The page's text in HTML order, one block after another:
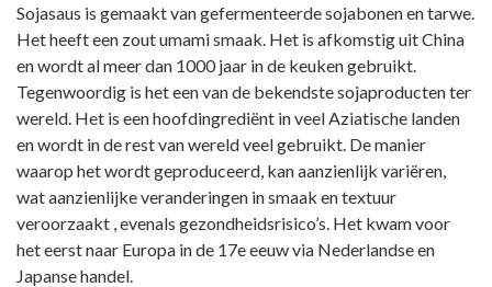
Sojasaus is gemaakt van gefermenteerde sojabonen en tarwe.
Het heeft een zout umami smaak. Het is afkomstig uit China
en wordt al meer dan 1000 jaar in de keuken gebruikt.
Tegenwoordig is het een van de bekendste sojaproducten ter
wereld. Het is een hoofdingrediënt in veel Aziatische landen
en wordt in de rest van wereld veel gebruikt. De manier
waarop het wordt geproduceerd, kan aanzienlijk variëren,
wat aanzienlijke veranderingen in smaak en textuur
veroorzaakt , evenals gezondheidsrisico’s. Het kwam voor
het eerst naar Europa in de 17e eeuw via Nederlandse en
Japanse handel.